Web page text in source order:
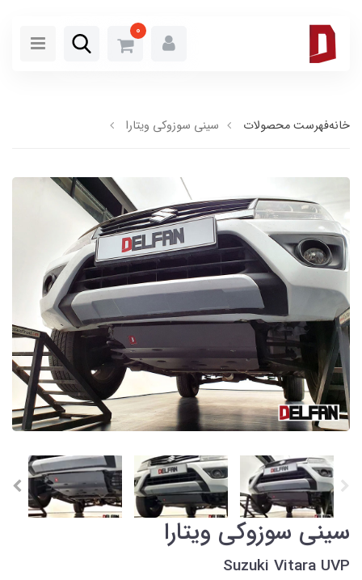
0
خانهفهرست محصولات سینی سوزوکی ویتارا
سینی سوزوکی ویتارا
Suzuki Vitara UVP